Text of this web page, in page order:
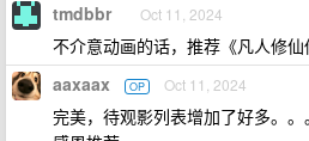
tmdbbr Oct 11, 2024
不介意动画的话，推荐《凡人修仙
aaxaax OP Oct 11, 2024
完美，待观影列表增加了好多。。。